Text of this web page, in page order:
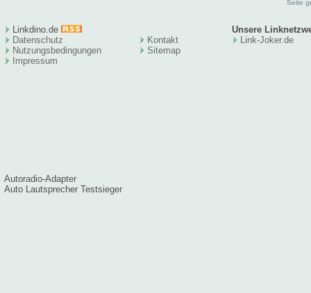
Seite
Linkdino.de
Unsere
Datenschutz
Nutzungsbedingungen
Impressum
Kontakt
Sitemap
Link-Joker.de
Autoradio-Adapter
Auto Lautsprecher Testsieger